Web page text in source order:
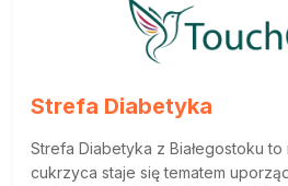
Strefa Diabetyka
Strefa Diabetyka z Białegostoku
cukrzyca staje się tematem